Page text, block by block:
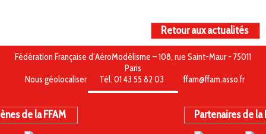
Retour aux actualités
Fédération Française d’AéroModélisme – 108, rue Saint-Maur - 75011
Paris
Nous géolocaliser
Tél. 01 43 55 82 03 ffam@ffam.asso.fr
de la FFAM Partenaires de la